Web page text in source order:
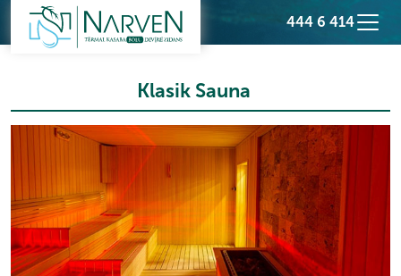
444 6 414
Klasik Sauna